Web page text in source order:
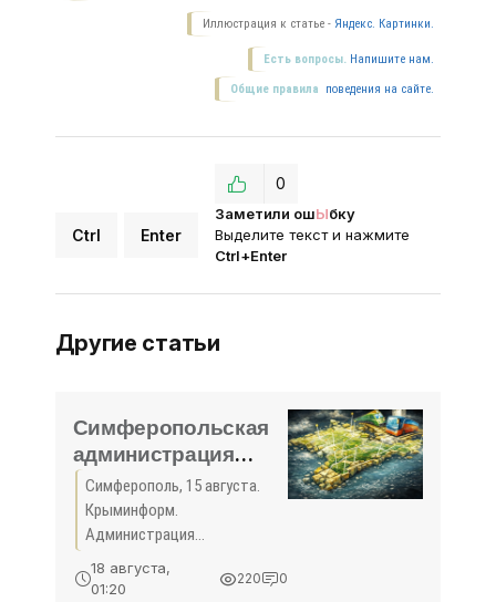
Иллюстрация к статье - Яндекс. Картинки.
Есть вопросы. Напишите нам.
Общие правила поведения на сайте.
Ctrl Enter
Заметили ошЫбку
Выделите текст и нажмите
Ctrl+Enter
0
Другие статьи
Симферопольская
администрация
посоветовала
предпринимателям
добровольно
демонтировать
рекламу с
Симферополь, 15 августа.
Крыминформ.
Администрация
Симферополя посоветовала
предпринимателям,
18 августа,
01:20
220 0